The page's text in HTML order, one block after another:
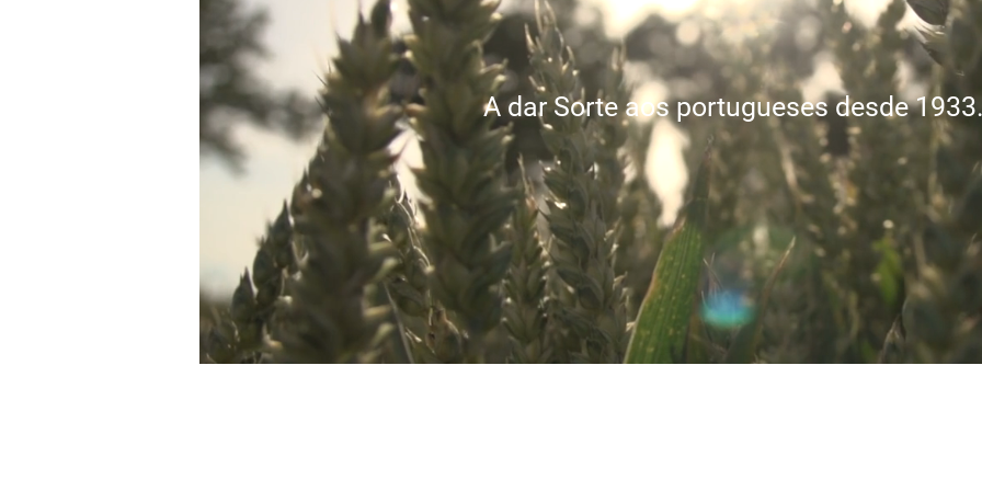
A dar Sorte aos portugueses desde